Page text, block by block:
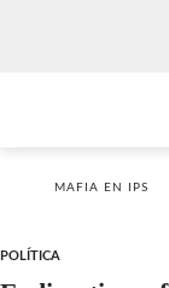
MAFIA EN IPS
POLÍTICA